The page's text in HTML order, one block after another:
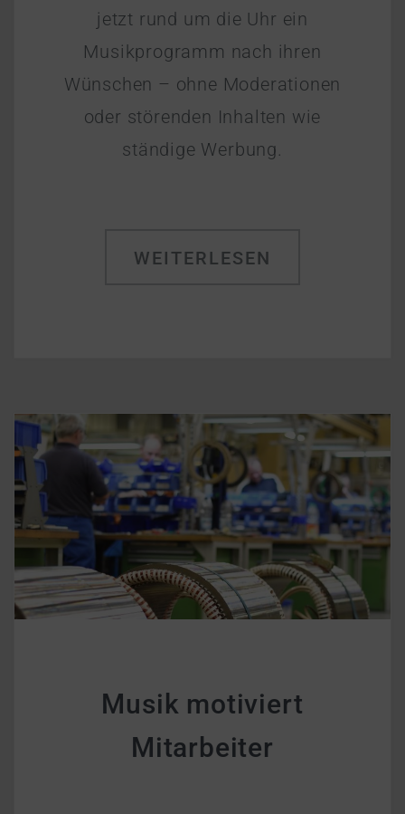
jetzt rund um die Uhr ein
Musikprogramm nach ihren
Wünschen – ohne Moderationen
oder störenden Inhalten wie
ständige Werbung.
WEITERLESEN
Musik motiviert
Mitarbeiter